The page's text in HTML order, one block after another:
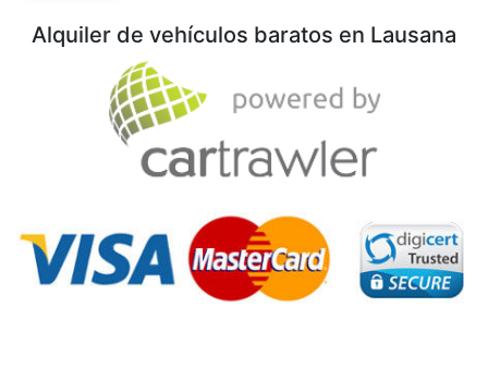
Alquiler de vehículos baratos en Lausana